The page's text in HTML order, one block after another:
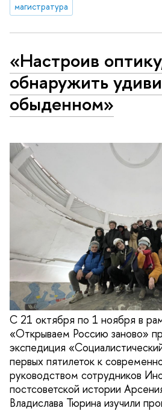
магистратура
«Настроив
обнаружить
обыденном»
C 21 октября по 1 ноября в
«Открываем Россию заново»
экспедиция
первых пятилеток к
руководством сотрудников
постсоветской истории
Владислава Тюрина изучили